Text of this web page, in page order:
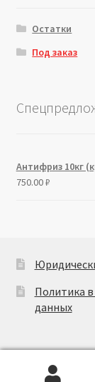
Остатки
Под заказ
Антифриз 10кг
750.00₽
Политика
данных